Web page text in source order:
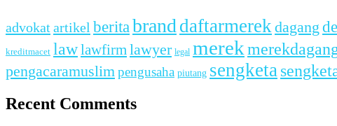
advokat artikel beritabrand daftarmerek dagang
kreditmacet lawlawfirm lawyer legal merek
pengacaramuslim pengusaha piutang sengketa
Recent Comments